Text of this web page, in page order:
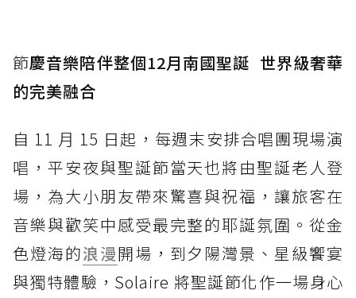
節慶音樂陪伴整個12月南國聖誕 世界級奢華
的完美融合
自 11 月 15 日起，每週末安排合唱團現場演
唱，平安夜與聖誕節當天也將由聖誕老人登
場，為大小朋友帶來驚喜與祝福，讓旅客在
音樂與歡笑中感受最完整的耶誕氛圍。從金
色燈海的浪漫開場，到夕陽灣景、星級饗宴
與獨特體驗，Solaire 將聖誕節化作一場身心